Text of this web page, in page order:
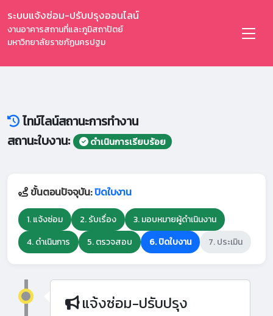
ระบบแจ้งซ่อม-ปรับปรุงออนไลน์
งานอาคารสถานที่และภูมิสถาปัตย์
มหาวิทยาลัยราชภัฏนครปฐม
ไทม์ไลน์สถานะการทำงาน
สถานะใบงาน:
ดำเนินการเรียบร้อย
ขั้นตอนปัจจุบัน:ปิดใบงาน
1. แจ้งซ่อม 2. รับเรื่อง
3. มอบหมายผู้ดำเนินงาน
4. ดำเนินการ
5. ตรวจสอบ 6. ปิดใบงาน 7. ประเมิน
แจ้งซ่อม-ปรับปรุง